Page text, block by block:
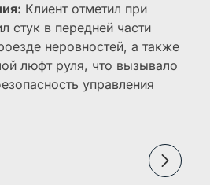
Клиент отметил при
стук в передней части
неровностей, а также
люфт руля, что вызывало
управления